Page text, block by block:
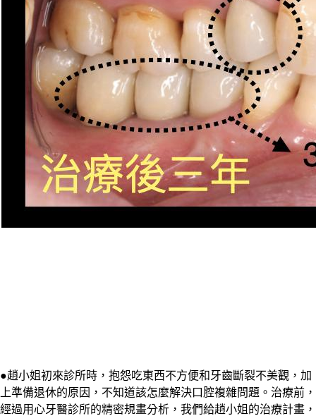
●趙小姐初來診所時，抱怨吃東西不方便和牙齒斷裂不美觀，加
上準備退休的原因，不知道該怎麼解決口腔複雜問題。治療前，
經過用心牙醫診所的精密規畫分析，我們給趙小姐的治療計畫，